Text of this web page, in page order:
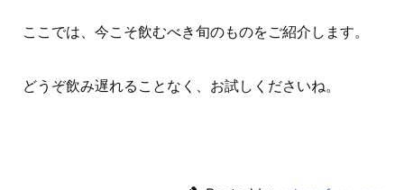
ここでは、今こそ飲むべき旬のものをご紹介します。
どうぞ飲み遅れることなく、お試しくださいね。